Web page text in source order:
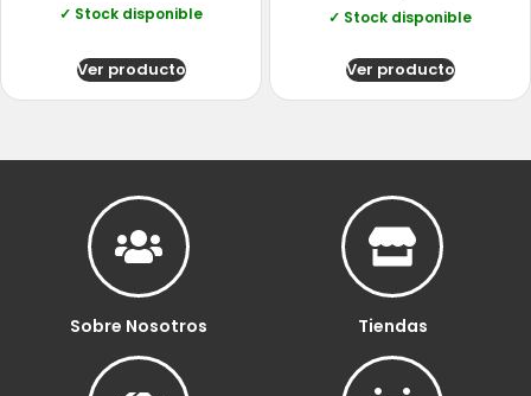
✓ Stock disponible
Ver producto
✓ Stock disponible
Ver producto
Sobre Nosotros Tiendas